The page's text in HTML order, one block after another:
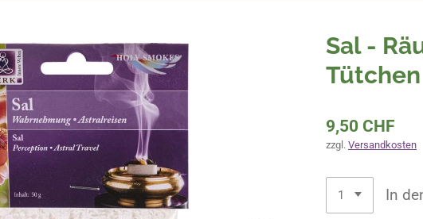
Sal -
Tütchen
9,50 CHF
zzgl. Versandkosten
In